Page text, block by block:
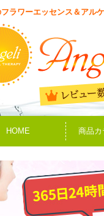
フラワーエッセンス＆ア
HOME 商品カ